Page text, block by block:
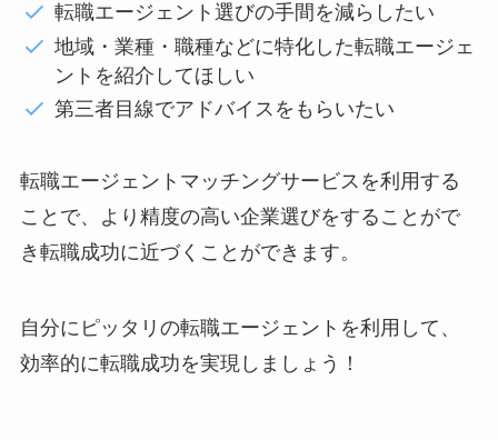
転職エージェント選びの手間を減らしたい
地域・業種・職種などに特化した転職エージェ
ントを紹介してほしい
第三者目線でアドバイスをもらいたい
転職エージェントマッチングサービスを利用する
ことで、より精度の高い企業選びをすることがで
き転職成功に近づくことができます。
自分にピッタリの転職エージェントを利用して、
効率的に転職成功を実現しましょう！